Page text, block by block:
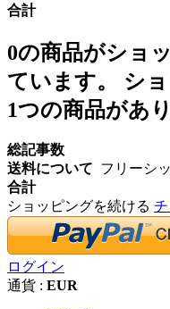
合計
0の商品がショ
ています。 シ
1つの商品があ
総記事数
送料について フリーシ
合計
ショッピングを続ける
ログイン
通貨 : EUR